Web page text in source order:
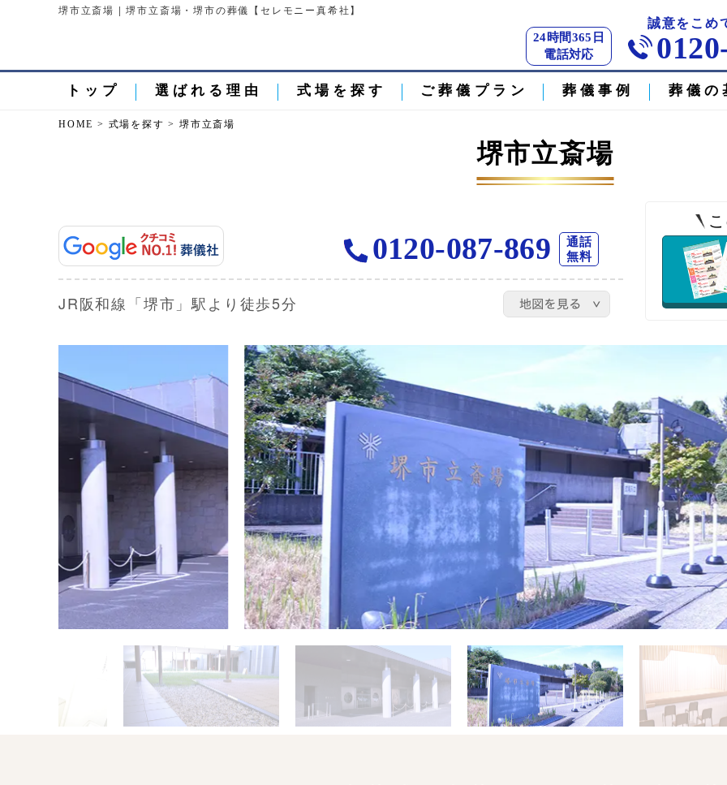
堺市立斎場 | 堺市立斎場・堺市の葬儀【セレモニー真希社】
誠意をこめ
24時間365日
電話対応
トップ 選ばれる理由 式場を探す ご葬儀プラン 葬儀事例 葬儀の
HOME > 式場を探す >堺市立斎場
堺市立斎場
0120-087-869
通話
無料
JR阪和線「堺市」駅より徒歩5分